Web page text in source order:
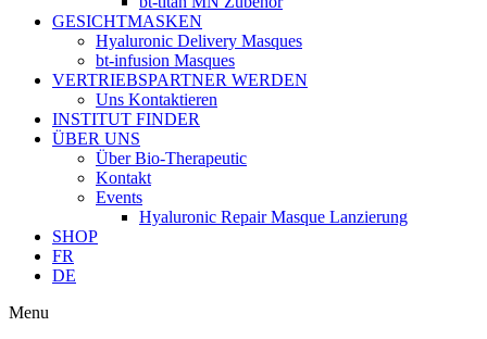
GESICHTMASKEN
Hyaluronic Delivery Masques
bt-infusion Masques
VERTRIEBSPARTNER WERDEN
Uns Kontaktieren
INSTITUT FINDER
ÜBER UNS
Über Bio-Therapeutic
Kontakt
Events
Hyaluronic Repair Masque Lanzierung
SHOP
FR
DE
Menu